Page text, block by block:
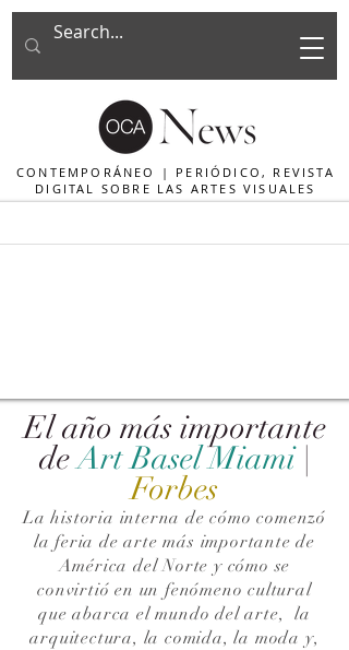
CONTEMPORÁNEO | PERIÓDICO, REVISTA
DIGITAL SOBRE LAS ARTES VISUALES
El año más importante
de Art Basel Miami |
Forbes
La historia interna de cómo comenzó
la feria de arte más importante de
América del Norte y cómo se
convirtió en un fenómeno cultural
que abarca el mundo del arte,la
arquitectura, la comida, la moda y,